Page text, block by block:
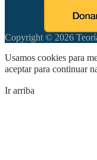
Copyright © 2026
Usamos cookies para mejorar la experiencia del usuario. Selecciona
aceptar para continuar
Ir arriba